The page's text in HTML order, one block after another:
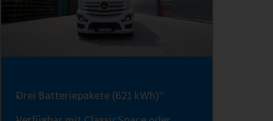
Drei Batteriepakete (621 kWh)11
4